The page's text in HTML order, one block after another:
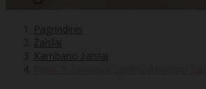
Pagrindinis
Žaislai
Kambario žaislai